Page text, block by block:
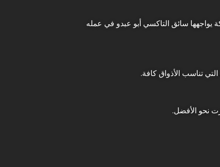
سائق التاكسي أبو عبدو في عمله
تناسب الأذواق كافة.
نحو الأفضل.